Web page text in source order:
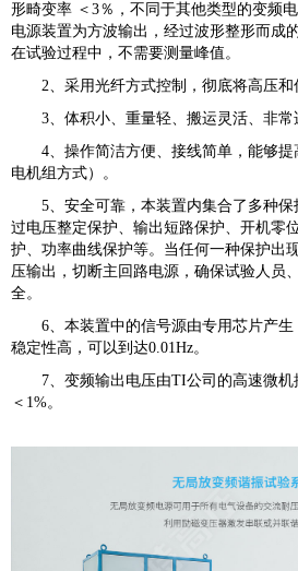
形畸变率 ＜3％，不同于其他类型的变频
电源装置为方波输出，经过波形整形而成
在试验过程中，不需要测量峰值。
2、采用光纤方式控制，彻底将高压和
3、体积小、重量轻、搬运灵活、非常
4、操作简洁方便、接线简单，能够
电机组方式）。
5、安全可靠，本装置内集合了多种保
过电压整定保护、输出短路保护、开机零
护、功率曲线保护等。当任何一种保护出
压输出，切断主回路电源，确保试验人员
全。
6、本装置中的信号源由专用芯片产
稳定性高，可以到达0.01Hz。
7、变频输出电压由TI公司的高速微
＜1%。